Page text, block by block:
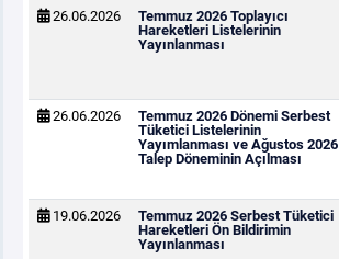
26.06.2026
Temmuz 2026 Toplayıcı
Hareketleri Listelerinin
Yayınlanması
26.06.2026
Temmuz 2026 Dönemi Serbest
Tüketici Listelerinin
Yayımlanması ve Ağustos 2026
Talep Döneminin Açılması
19.06.2026
Temmuz 2026 Serbest Tüketici
Hareketleri Ön Bildirimin
Yayınlanması